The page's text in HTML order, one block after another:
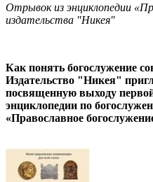
Отрывок из энциклопедии
издательства "Никея"
Как понять богослужение
Издательство "Никея"
посвященную выходу
энциклопедии по
«Православное